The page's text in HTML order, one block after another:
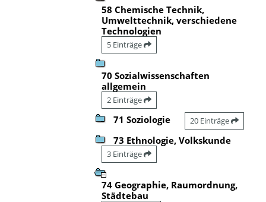
58 Chemische Technik,
Umwelttechnik, verschiedene
Technologien
5 Einträge
70 Sozialwissenschaften
allgemein
2 Einträge
71 Soziologie 20 Einträge
73 Ethnologie, Volkskunde
3 Einträge
74 Geographie, Raumordnung,
Städtebau